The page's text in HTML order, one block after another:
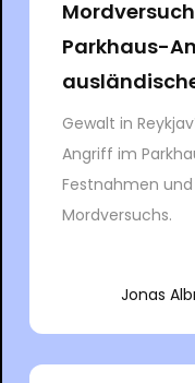
Parkhaus-
Gewalt in
Angriff im
Festnahmen
Mordversuchs.
Jonas